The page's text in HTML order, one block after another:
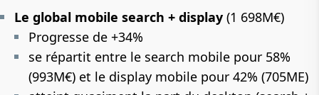
Le global mobile search + display (1 698M€)
Progresse de +34%
se répartit entre le search mobile pour 58%
(993M€) et le display mobile pour 42% (705ME)